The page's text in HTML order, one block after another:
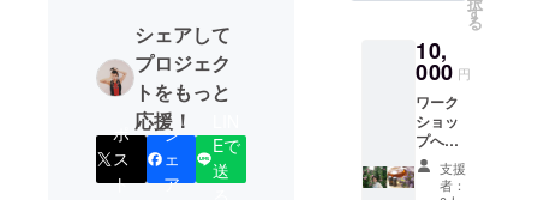
シェアして
プロジェク
トをもっと
応援！
ポ
ス
ト
シ
ェ
ア
Eで
送
る即興
イブの
探究を
目指し
た小田
裕二と
の共同
制作
ODANE
を得た
AN
ART
TERMI
NAL】
という
芸術施
設を立
ち上
幸いで
す。 腕
のデザ
インは
KIIMAN
さんが
デザイ
ン 正面
のかけ
(ハイジ)
出身 振
付家、
施術家
コンテ
ンポラ
リーダ
ンス×エ
ンター
自然農
蒸留プ
ロセス
の管
理、厳
格な品
質検査
を行っ
ていま
す
る
10,
000 円
ワーク
ショッ
プへご
招待 〜
追加で
支援
者：